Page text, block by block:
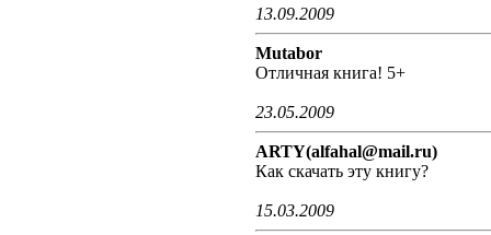
13.09.2009
Mutabor
Отличная книга! 5+
23.05.2009
ARTY(alfahal@mail.ru)
Как скачать эту книгу?
15.03.2009